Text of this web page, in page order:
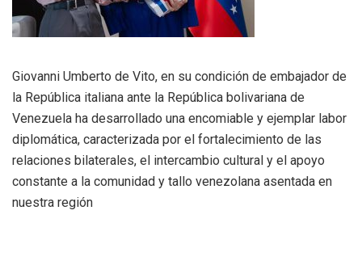
Giovanni Umberto de Vito, en su condición de embajador de
la República italiana ante la República bolivariana de
Venezuela ha desarrollado una encomiable y ejemplar labor
diplomática, caracterizada por el fortalecimiento de las
relaciones bilaterales, el intercambio cultural y el apoyo
constante a la comunidad y tallo venezolana asentada en
nuestra región